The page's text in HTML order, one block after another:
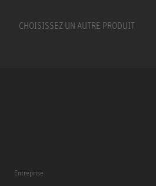
CHOISISSEZ UN AUTRE PRODUIT
Entreprise